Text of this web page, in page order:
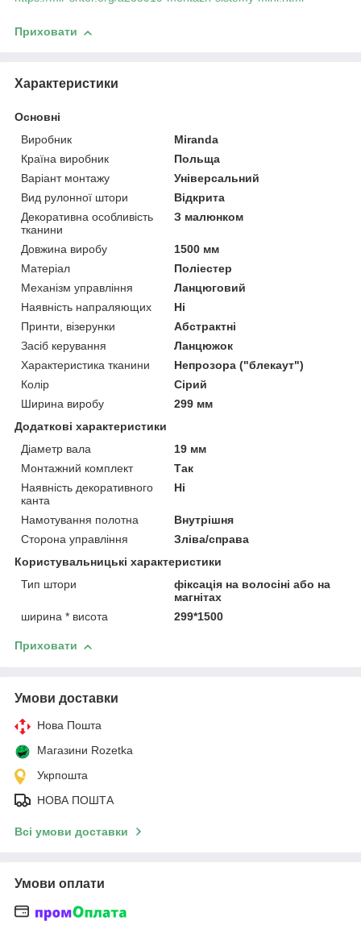
Приховати
Характеристики
Основні
Виробник
Miranda
Країна виробник
Польща
Варіант монтажу
Універсальний
Вид рулонної штори
Відкрита
Декоративна особливість
тканини
З малюнком
Довжина виробу
1500 мм
Матеріал
Поліестер
Механізм управління
Ланцюговий
Наявність напраляющих
Ні
Принти, візерунки
Абстрактні
Засіб керування
Ланцюжок
Характеристика тканини
Непрозора ("блекаут")
Колір
Сірий
Ширина виробу
299 мм
Додаткові характеристики
Діаметр вала
19 мм
Монтажний комплект
Так
Наявність декоративного
канта
Ні
Намотування полотна
Внутрішня
Сторона управління
Зліва/справа
Користувальницькі характеристики
Тип штори
фіксація на волосіні або на
магнітах
ширина * висота
299*1500
Приховати
Умови доставки
Нова Пошта
Магазини Rozetka
Укрпошта
НОВА ПОШТА
Всі умови доставки
Умови оплати